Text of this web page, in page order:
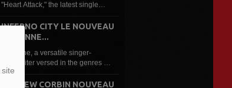
"Heart Attack," the latest single
electrifying synthwave anthem that
combines soaring guitars,
cinematic production...
INFERNO CITY LE NOUVEAU
ROXANNE...
Roxanne, a versatile singer-
songwriter versed in the genres of
classical music and opera, to pop,
rock, blues, jazz, soul, disco, funk,
ANDREW CORBIN NOUVEAU